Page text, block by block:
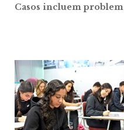
Casos incluem